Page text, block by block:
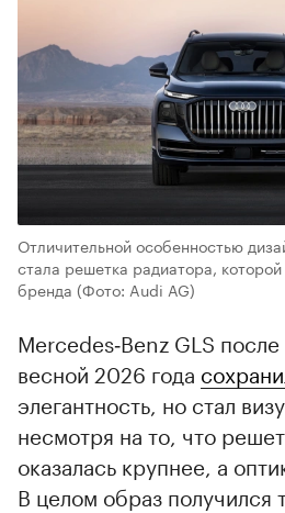
Отличительной особенностью
стала решетка радиатора,
бренда (Фото: Audi AG)
Mercedes‑Benz GLS
весной 2026 года
элегантность, но стал
несмотря на то, что
оказалась крупнее, а
В целом образ получился